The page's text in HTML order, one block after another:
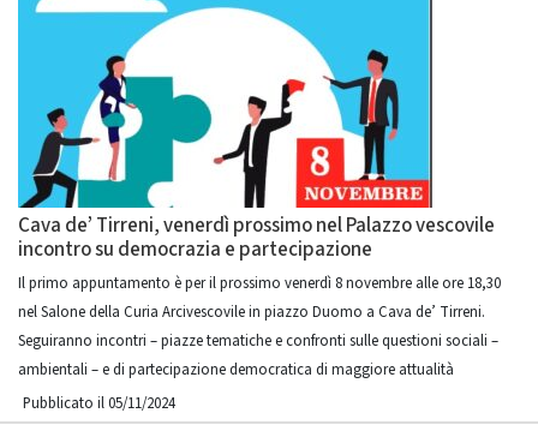
Cava de’ Tirreni, venerdì prossimo nel Palazzo vescovile
incontro su democrazia e partecipazione
Il primo appuntamento è per il prossimo venerdì 8 novembre alle ore 18,30
nel Salone della Curia Arcivescovile in piazzo Duomo a Cava de’ Tirreni.
Seguiranno incontri – piazze tematiche e confronti sulle questioni sociali –
ambientali – e di partecipazione democratica di maggiore attualità
Pubblicato il 05/11/2024